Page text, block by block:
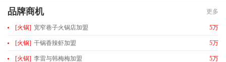
品牌商机 更多
[火锅] 宽窄巷子火锅店加盟 5万
[火锅] 干锅香辣虾加盟 5万
[火锅] 李雷与韩梅梅加盟 5万